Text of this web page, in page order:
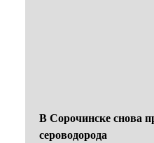
В Сорочинске снова
сероводорода